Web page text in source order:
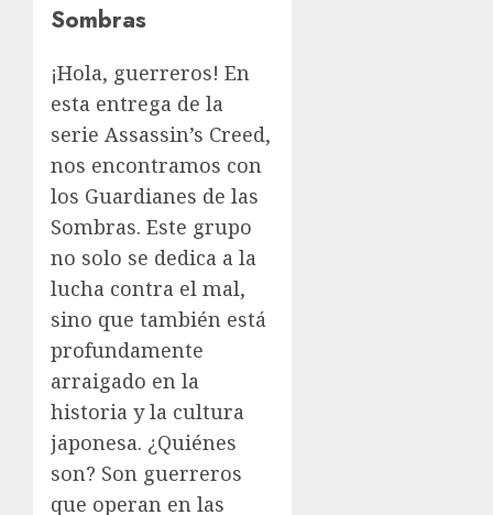
Sombras
¡Hola, guerreros! En
esta entrega de la
serie Assassin’s Creed,
nos encontramos con
los Guardianes de las
Sombras. Este grupo
no solo se dedica a la
lucha contra el mal,
sino que también está
profundamente
arraigado en la
historia y la cultura
japonesa. ¿Quiénes
son? Son guerreros
que operan en las